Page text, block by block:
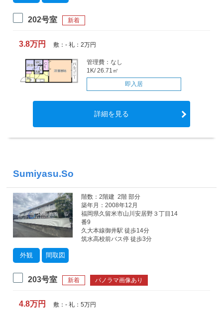
202号室 新着
3.8万円 敷：- 礼：2万円
管理費：なし
1K/ 26.71㎡
即入居
詳細を見る
Sumiyasu.So
外観 間取図
階数：2階建 2階 部分
築年月：2008年12月
福岡県久留米市山川安居野３丁目14
番9
久大本線御井駅 徒歩14分
筑水高校前バス停 徒歩3分
203号室 新着 パノラマ画像あり
4.8万円 敷：- 礼：5万円